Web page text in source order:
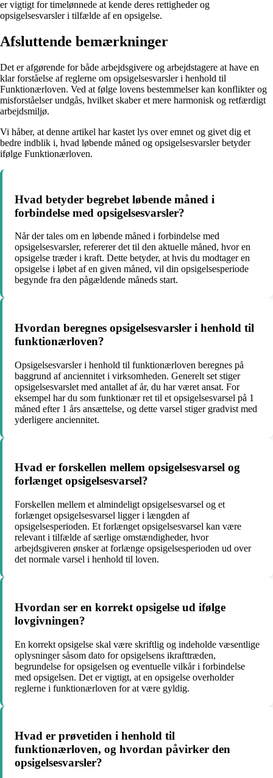
er vigtigt for timelønnede at kende deres rettigheder og
opsigelsesvarsler i tilfælde af en opsigelse.
Afsluttende bemærkninger
Det er afgørende for både arbejdsgivere og arbejdstagere at have en
klar forståelse af reglerne om opsigelsesvarsler i henhold til
Funktionærloven. Ved at følge lovens bestemmelser kan konflikter og
misforståelser undgås, hvilket skaber et mere harmonisk og retfærdigt
arbejdsmiljø.
Vi håber, at denne artikel har kastet lys over emnet og givet dig et
bedre indblik i, hvad løbende måned og opsigelsesvarsler betyder
ifølge Funktionærloven.
Hvad betyder begrebet løbende måned i
forbindelse med opsigelsesvarsler?
Når der tales om en løbende måned i forbindelse med
opsigelsesvarsler, refererer det til den aktuelle måned, hvor en
opsigelse træder i kraft. Dette betyder, at hvis du modtager en
opsigelse i løbet af en given måned, vil din opsigelsesperiode
begynde fra den pågældende måneds start.
Hvordan beregnes opsigelsesvarsler i henhold til
funktionærloven?
Opsigelsesvarsler i henhold til funktionærloven beregnes på
baggrund af anciennitet i virksomheden. Generelt set stiger
opsigelsesvarslet med antallet af år, du har været ansat. For
eksempel har du som funktionær ret til et opsigelsesvarsel på 1
måned efter 1 års ansættelse, og dette varsel stiger gradvist med
yderligere anciennitet.
Hvad er forskellen mellem opsigelsesvarsel og
forlænget opsigelsesvarsel?
Forskellen mellem et almindeligt opsigelsesvarsel og et
forlænget opsigelsesvarsel ligger i længden af
opsigelsesperioden. Et forlænget opsigelsesvarsel kan være
relevant i tilfælde af særlige omstændigheder, hvor
arbejdsgiveren ønsker at forlænge opsigelsesperioden ud over
det normale varsel i henhold til loven.
Hvordan ser en korrekt opsigelse ud ifølge
lovgivningen?
En korrekt opsigelse skal være skriftlig og indeholde væsentlige
oplysninger såsom dato for opsigelsens ikrafttræden,
begrundelse for opsigelsen og eventuelle vilkår i forbindelse
med opsigelsen. Det er vigtigt, at en opsigelse overholder
reglerne i funktionærloven for at være gyldig.
Hvad er prøvetiden i henhold til
funktionærloven, og hvordan påvirker den
opsigelsesvarsler?